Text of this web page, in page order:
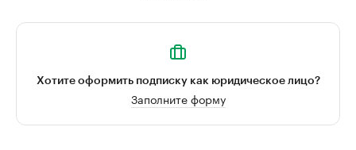
Хотите оформить подписку как юридическое лицо?
Заполните форму